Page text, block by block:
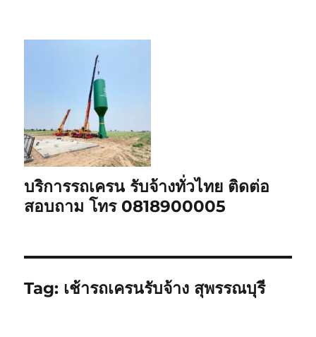
บริการรถเครน รับจ้างทั่วไทย ติดต่อ
สอบถาม โทร 0818900005
Tag: เช้ารถเครนรับจ้าง สุพรรณบุรี